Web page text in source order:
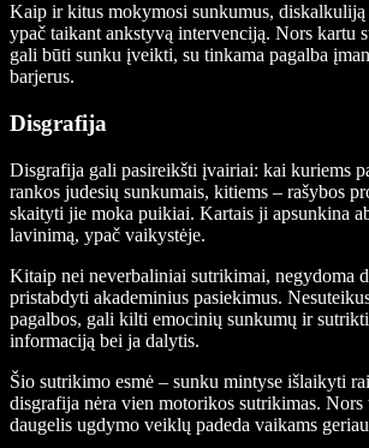
Kaip ir kitus mokymosi sunkumus,
ypač taikant ankstyvą intervenciją. Nors kartu
gali būti sunku įveikti, su tinkama pagalba
barjerus.
Disgrafija
Disgrafija gali pasireikšti įvairiai: kai kuriems
rankos judesių sunkumais, kitiems – rašybos
skaityti jie moka puikiai. Kartais ji apsunkina
lavinimą, ypač vaikystėje.
Kitaip nei neverbaliniai sutrikimai, negydoma
pristabdyti akademinius pasiekimus.
pagalbos, gali kilti emocinių sunkumų ir
informaciją bei ja dalytis.
Šio sutrikimo esmė – sunku mintyse išlaikyti
disgrafija nėra vien motorikos sutrikimas. Nors
daugelis ugdymo veiklų padeda vaikams